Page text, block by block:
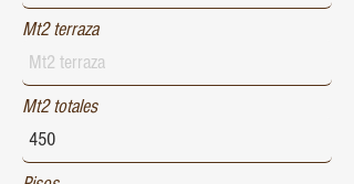
Mt2 terraza
Mt2 totales